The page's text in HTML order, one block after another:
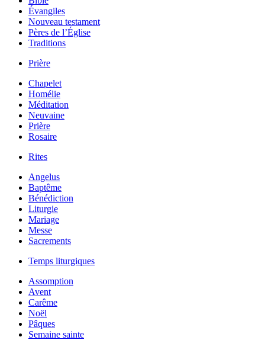
Évangiles
Nouveau testament
Pères de l’Église
Traditions
Prière
Chapelet
Homélie
Méditation
Neuvaine
Prière
Rosaire
Rites
Angelus
Baptême
Bénédiction
Liturgie
Mariage
Messe
Sacrements
Temps liturgiques
Assomption
Avent
Carême
Noël
Pâques
Semaine sainte